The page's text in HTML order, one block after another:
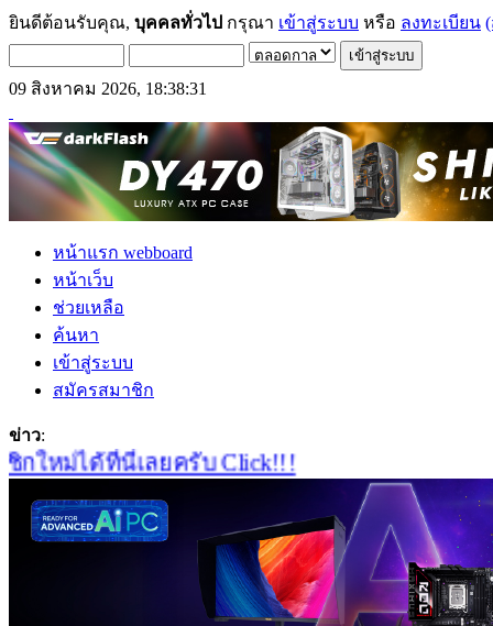
ยินดีต้อนรับคุณ, บุคคลทั่วไป กรุณา เข้าสู่ระบบ หรือ ลงทะเบียน
09 สิงหาคม 2026, 18:38:31
หน้าแรก webboard
หน้าเว็บ
ช่วยเหลือ
ค้นหา
เข้าสู่ระบบ
สมัครสมาชิก
ข่าว:
หม่ได้ที่นี่เลยครับ Click!!!